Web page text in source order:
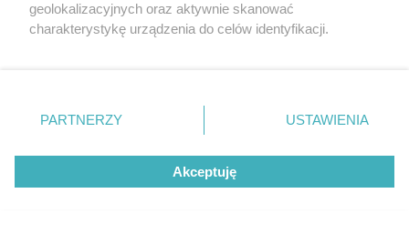
Zwilż kartkę i połóż na parapecie.
geolokalizacyjnych oraz aktywnie skanować
charakterystykę urządzenia do celów identyfikacji.
zmienić/wycofać klikając przycisk ustawień prywatności
znajdujący się w lewym dolnym rogu strony
rodzaje przetwarzania danych nie wymagają zgody
użytkownika, ale masz prawo sprzeciwić się takiemu
przetwarzaniu. Preferencje będą miały zastosowanie tylko
PARTNERZY USTAWIENIA
Akceptuję